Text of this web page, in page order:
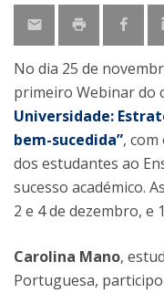
No dia 25 de
primeiro Webinar do
Universidade:
bem-sucedida”,
dos estudantes ao
sucesso académico.
2 e 4 de dezembro, e
Carolina Mano,
Portuguesa,